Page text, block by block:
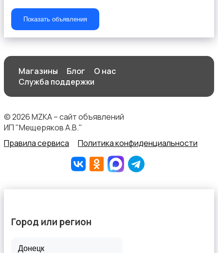
Показать объявления
Магазины Блог
О нас
Служба поддержки
© 2026 MZKA – сайт объявлений
ИП "Мещеряков А.В."
Правила сервиса
Политика конфиденциальности
Город или регион